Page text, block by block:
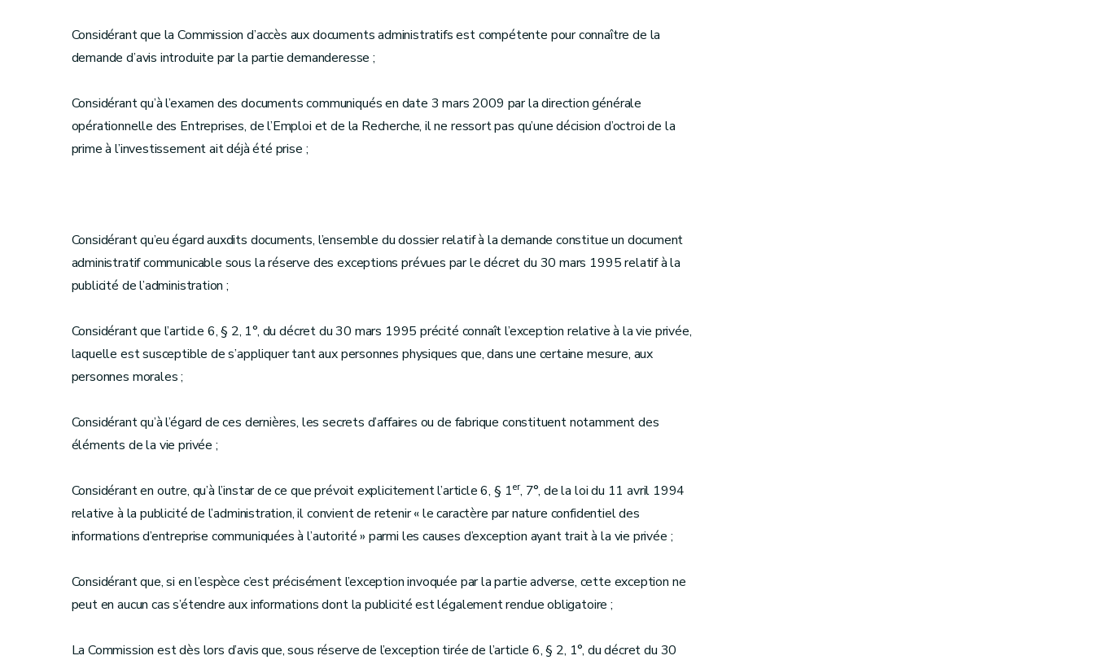
Considérant que la Commission d’accès aux documents administratifs est compétente pour connaître de la
demande d’avis introduite par la partie demanderesse ;
Considérant qu’à l’examen des documents communiqués en date 3 mars 2009 par la direction générale
opérationnelle des Entreprises, de l’Emploi et de la Recherche, il ne ressort pas qu’une décision d’octroi de la
prime à l’investissement ait déjà été prise ;
Considérant qu’eu égard auxdits documents, l’ensemble du dossier relatif à la demande constitue un document
administratif communicable sous la réserve des exceptions prévues par le décret du 30 mars 1995 relatif à la
publicité de l’administration ;
Considérant que l’article 6, § 2, 1°, du décret du 30 mars 1995 précité connaît l’exception relative à la vie privée,
laquelle est susceptible de s’appliquer tant aux personnes physiques que, dans une certaine mesure, aux
personnes morales ;
Considérant qu’à l’égard de ces dernières, les secrets d’affaires ou de fabrique constituent notamment des
éléments de la vie privée ;
Considérant en outre, qu’à l’instar de ce que prévoit explicitement l’article 6, § 1er, 7°, de la loi du 11 avril 1994
relative à la publicité de l’administration, il convient de retenir « le caractère par nature confidentiel des
informations d’entreprise communiquées à l’autorité » parmi les causes d’exception ayant trait à la vie privée ;
Considérant que, si en l’espèce c’est précisément l’exception invoquée par la partie adverse, cette exception ne
peut en aucun cas s’étendre aux informations dont la publicité est légalement rendue obligatoire ;
La Commission est dès lors d’avis que, sous réserve de l’exception tirée de l’article 6, § 2, 1°, du décret du 30